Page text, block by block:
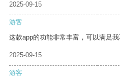
2025-09-15
游客
这款app的功能非常丰富，可以满足我
2025-09-15
游客